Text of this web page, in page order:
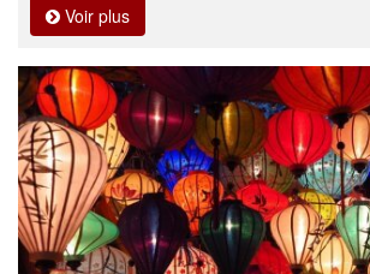
Voir plus